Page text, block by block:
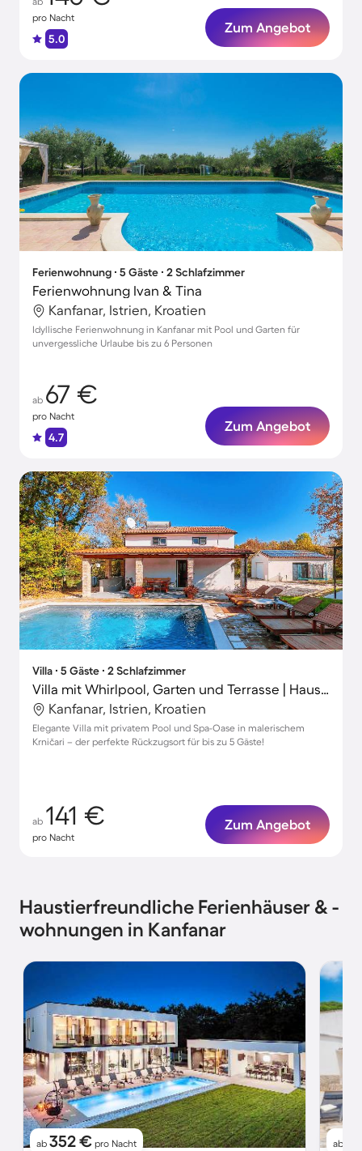
pro Nacht
5.0
Zum Angebot
Ferienwohnung ∙ 5 Gäste ∙ 2 Schlafzimmer
Ferienwohnung Ivan & Tina
Kanfanar, Istrien, Kroatien
Idyllische Ferienwohnung in Kanfanar mit Pool und Garten für
unvergessliche Urlaube bis zu 6 Personen
ab 67 €
pro Nacht
4.7
Zum Angebot
Villa ∙ 5 Gäste ∙ 2 Schlafzimmer
Villa mit Whirlpool, Garten und Terrasse | Haustierfreundlich
Kanfanar, Istrien, Kroatien
Elegante Villa mit privatem Pool und Spa-Oase in malerischem
Krničari – der perfekte Rückzugsort für bis zu 5 Gäste!
ab 141 €
pro Nacht
Zum Angebot
Haustierfreundliche Ferienhäuser & -
wohnungen in Kanfanar
ab 352 € pro Nacht ab